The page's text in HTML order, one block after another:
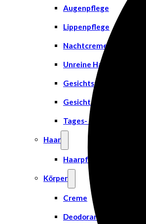
Augenpflege
Lippenpflege
Nachtcreme
Unreine Haut & Akne
Gesichtsreinigung
Gesichtsserum
Tages- &
Haar
Haarpflege
Körper
Creme
Deodorant